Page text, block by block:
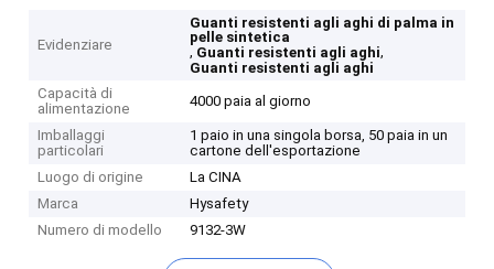
Evidenziare
Guanti resistenti agli aghi di palma in
pelle sintetica
, Guanti resistenti agli aghi,
Guanti resistenti agli aghi
Capacità di
alimentazione
4000 paia al giorno
Imballaggi
particolari
1 paio in una singola borsa, 50 paia in un
cartone dell'esportazione
Luogo di origine
La CINA
Marca
Hysafety
Numero di modello
9132-3W